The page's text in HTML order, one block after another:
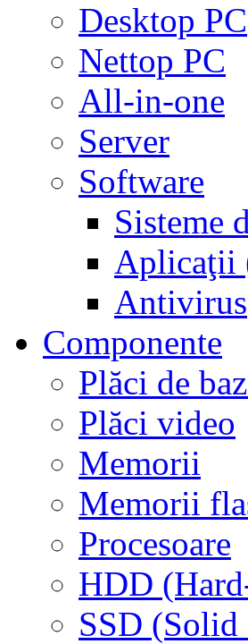
Desktop PC
Nettop PC
All-in-one
Server
Software
Sisteme
Aplicaţii
Antivirus
Componente
Plăci de
Plăci video
Memorii
Memorii
Procesoare
HDD
SSD